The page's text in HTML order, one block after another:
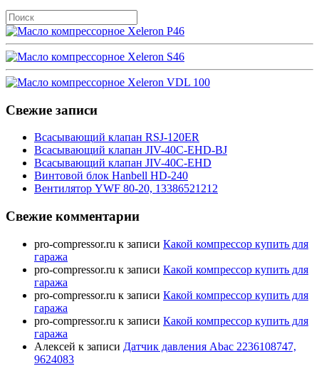
Свежие записи
Всасывающий клапан RSJ-120ER
Всасывающий клапан JIV-40C-EHD-BJ
Всасывающий клапан JIV-40C-EHD
Винтовой блок Hanbell HD-240
Вентилятор YWF 80-20, 13386521212
Свежие комментарии
pro-compressor.ru к записи Какой компрессор купить для
гаража
pro-compressor.ru к записи Какой компрессор купить для
гаража
pro-compressor.ru к записи Какой компрессор купить для
гаража
pro-compressor.ru к записи Какой компрессор купить для
гаража
Алексей к записи Датчик давления Abac 2236108747,
9624083